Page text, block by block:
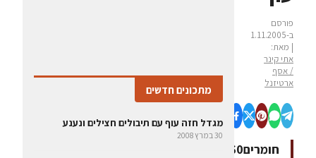
פורסם
ב-1.11.2005
| מאת:
אתי קינר
/ אסף
ארטיזנל
חומרים160
מתכונים חדשים
מגדל חזה עוף עם תיבולים חצילים ונענע
30 במרץ 2008